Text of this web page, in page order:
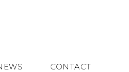
CONTACT